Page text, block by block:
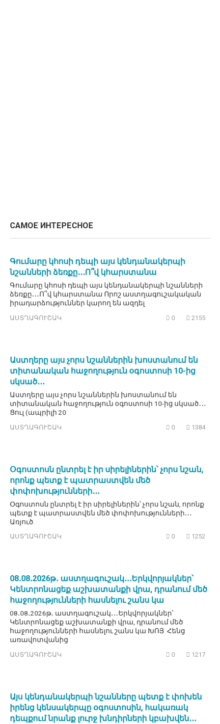
САМОЕ ИНТЕРЕСНОЕ
Գումարը կհոսի դեպի այս կենդանակերպի
նշանների ձեռքը․․․Ո՞վ կհարստանա
Գումարը կհոսի դեպի այս կենդանակերպի նշանների
ձեռքը․․․Ո՞վ կհարստանա Որոշ աստղագուշակական
իրադարձություններ կարող են ազդել
ԱՍՏՂԱԳՈՒՇԱԿ 0 2155
Աստղերը այս չորս նշաններին խոստանում են
տիտանական հաջողություն օգոստոսի 10-ից
սկսած․․․
Աստղերը այս չորս նշաններին խոստանում են
տիտանական հաջողություն օգոստոսի 10-ից սկսած․․․
Ցուլ (ապրիլի 20
ԱՍՏՂԱԳՈՒՇԱԿ 0 1384
Օգոստոսն ընտրել է իր սիրելիներին՝ չորս նշան,
որոնք պետք է պատրաստվեն մեծ
փոփոխությունների․․․
Օգոստոսն ընտրել է իր սիրելիներին՝ չորս նշան, որոնք
պետք է պատրաստվեն մեծ փոփոխությունների․․․
Առյուծ.
ԱՍՏՂԱԳՈՒՇԱԿ 0 1252
08․08․2026թ․ աստղագուշակ․․․Երկվորյակներ՝
Կենտրոնացեք աշխատանքի վրա, դրանում մեծ
հաջողությունների հասնելու շանս կա
08․08․2026թ․ աստղագուշակ․․․Երկվորյակներ՝
Կենտրոնացեք աշխատանքի վրա, դրանում մեծ
հաջողությունների հասնելու շանս կա ԽՈՅ Հենց
առավոտվանից
ԱՍՏՂԱԳՈՒՇԱԿ 0 1217
Այս կենդանակերպի նշանները պետք է փոխեն
իրենց կենսակերպը օգոստոսին, հակառակ
դեպքում նրանք լուրջ խնդիրների կբախվեն․․․